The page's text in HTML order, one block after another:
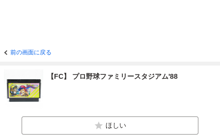
前の画面に戻る
【FC】 プロ野球ファミリースタジアム'88
ほしい